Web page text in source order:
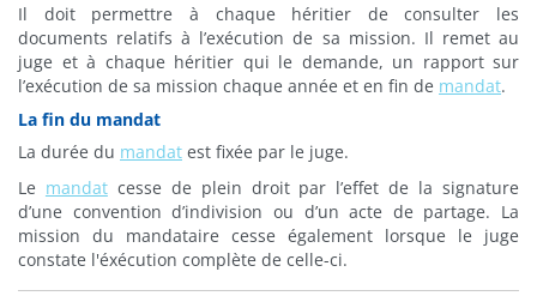
Il doit permettre à chaque héritier de consulter les
documents relatifs à l’exécution de sa mission. Il remet au
juge et à chaque héritier qui le demande, un rapportsur
l’exécution de sa mission chaque année et en fin de mandat.
La fin du mandat
La durée du mandat est fixée par le juge.
Le mandatcesse de plein droit par l’effet de la signature
d’une convention d’indivision ou d’un acte de partage. La
mission du mandataire cesse également lorsque le juge
constate l'éxécution complète de celle-ci.